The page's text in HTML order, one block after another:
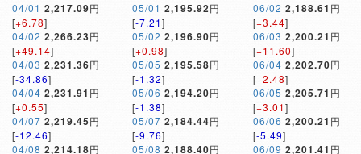
04/01 2,217.09円
[+6.78]
04/02 2,266.23円
[+49.14]
04/03 2,231.36円
[-34.86]
04/04 2,231.91 円
[+0.55]
04/07 2,219.45円
[-12.46]
04/08 2,214.18円
05/01 2,195.92円
[-7.21]
05/02 2,196.90円
[+0.98]
05/05 2,195.58円
[-1.32]
05/06 2,194.20円
[-1.38]
05/07 2,184.44円
[-9.76]
05/08 2,188.40円
06/02 2,188.61 円
[+3.44]
06/03 2,200.21 円
[+11.60]
06/04 2,202.70円
[+2.48]
06/05 2,205.71 円
[+3.01]
06/06 2,200.21 円
[-5.49]
06/09 2,201.41 円